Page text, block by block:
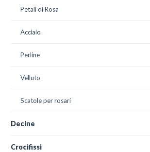
Petali di Rosa
Acciaio
Perline
Velluto
Scatole per rosari
Decine
Crocifissi